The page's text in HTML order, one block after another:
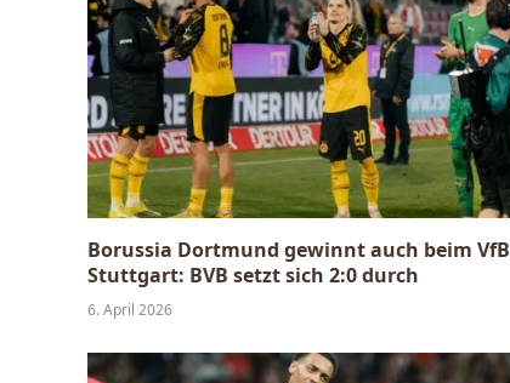
Borussia Dortmund gewinnt auch beim VfB
Stuttgart: BVB setzt sich 2:0 durch
6. April 2026